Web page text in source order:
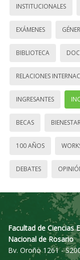
INSTITUCIONALES
EXÁMENES
BIBLIOTECA
RELACIONES
INGRESANTES
BECAS
100 AÑOS
DEBATES
Facultad de Ciencias
Nacional de Rosario
Bv. Oroño 1261 -